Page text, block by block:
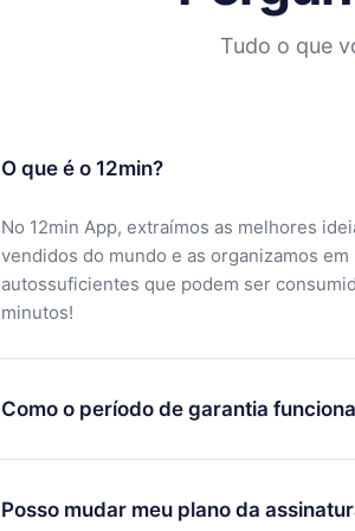
Tudo o que
O que é o 12min?
No 12min App, extraímos as melhores
vendidos do mundo e as organizamos
autossuficientes que podem ser
minutos!
Como o período de garantia
Você pode baixar nosso aplicativo e
motivo não ficar satisfeito com nossa
equipe de suporte (contato@12min.com)
Posso mudar meu plano da